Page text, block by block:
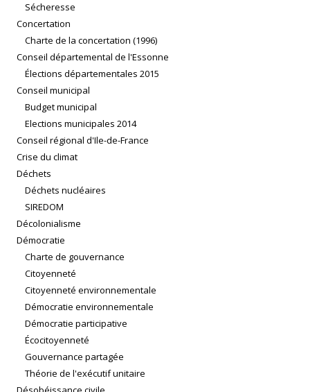
Sécheresse
Concertation
Charte de la concertation (1996)
Conseil départemental de l'Essonne
Élections départementales 2015
Conseil municipal
Budget municipal
Elections municipales 2014
Conseil régional d'Ile-de-France
Crise du climat
Déchets
Déchets nucléaires
SIREDOM
Décolonialisme
Démocratie
Charte de gouvernance
Citoyenneté
Citoyenneté environnementale
Démocratie environnementale
Démocratie participative
Écocitoyenneté
Gouvernance partagée
Théorie de l'exécutif unitaire